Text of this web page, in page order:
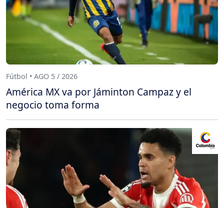
Fútbol • AGO 5 / 2026
América MX va por Jáminton Campaz y el
negocio toma forma